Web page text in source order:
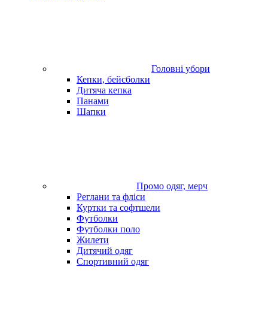
Головні убори
Кепки, бейсболки
Дитяча кепка
Панами
Шапки
Промо одяг, мерч
Реглани та фліси
Куртки та софтшели
Футболки
Футболки поло
Жилети
Дитячий одяг
Спортивний одяг